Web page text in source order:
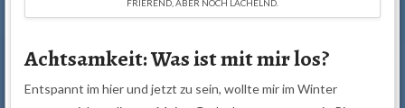
FRIEREND, ABER NOCH LÄCHELND.
Achtsamkeit: Was ist mit mir los?
Entspannt im hier und jetzt zu sein, wollte mir im Winter